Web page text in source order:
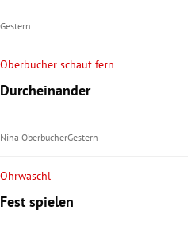
Gestern
Oberbucher schaut fern
Durcheinander
Nina OberbucherGestern
Ohrwaschl
Fest spielen